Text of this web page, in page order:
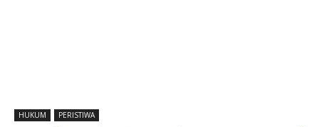
HUKUM PERISTIWA